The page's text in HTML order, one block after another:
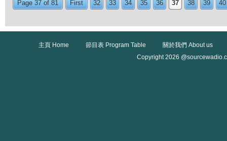
Page 37 of 81 First 32 33 34 35 36 37 38 39 40
主頁 Home 節目表 Program Table
關於我們 About us
Copyright 2026